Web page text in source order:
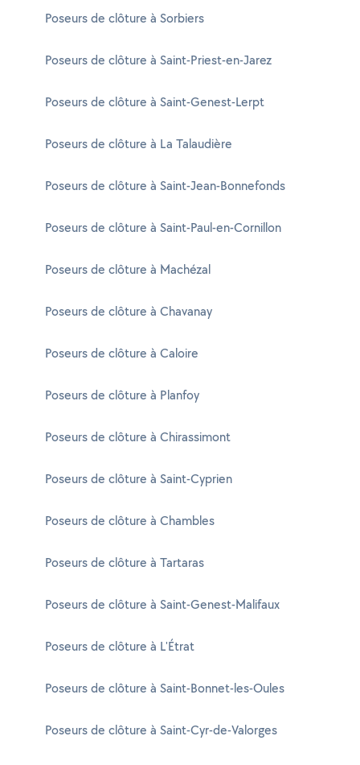
Poseurs de clôture à Sorbiers
Poseurs de clôture à Saint-Priest-en-Jarez
Poseurs de clôture à Saint-Genest-Lerpt
Poseurs de clôture à La Talaudière
Poseurs de clôture à Saint-Jean-Bonnefonds
Poseurs de clôture à Saint-Paul-en-Cornillon
Poseurs de clôture à Machézal
Poseurs de clôture à Chavanay
Poseurs de clôture à Caloire
Poseurs de clôture à Planfoy
Poseurs de clôture à Chirassimont
Poseurs de clôture à Saint-Cyprien
Poseurs de clôture à Chambles
Poseurs de clôture à Tartaras
Poseurs de clôture à Saint-Genest-Malifaux
Poseurs de clôture à L'Étrat
Poseurs de clôture à Saint-Bonnet-les-Oules
Poseurs de clôture à Saint-Cyr-de-Valorges